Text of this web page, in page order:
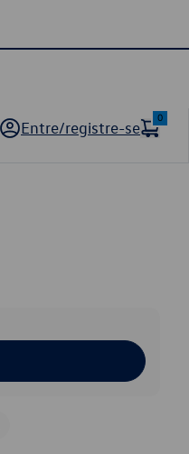
Entre/registre-se
0